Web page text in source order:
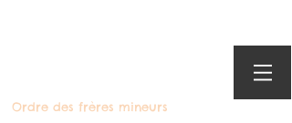
Ordre des frères mineurs